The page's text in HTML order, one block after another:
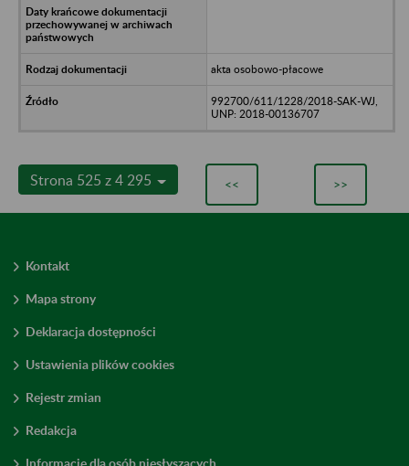
akta osobowo-płacowe
992700/611/1228/2018-SAK-WJ,
UNP: 2018-00136707
Strona 525 z 4 295 << >>
Kontakt
Mapa strony
Deklaracja dostępności
Ustawienia plików cookies
Rejestr zmian
Redakcja
Informacje dla osób niesłyszących